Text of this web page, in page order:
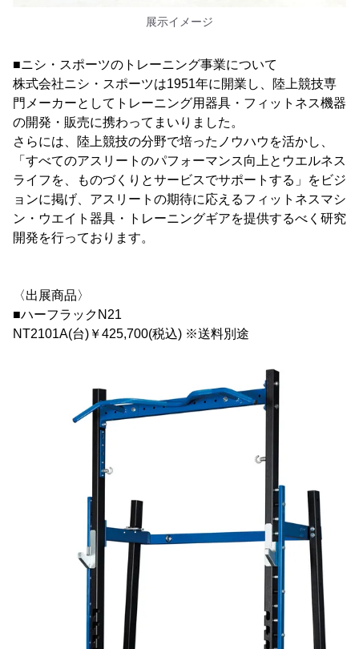
展示イメージ
■ニシ・スポーツのトレーニング事業について
株式会社ニシ・スポーツは1951年に開業し、陸上競技専
門メーカーとしてトレーニング用器具・フィットネス機器
の開発・販売に携わってまいりました。
さらには、陸上競技の分野で培ったノウハウを活かし、
「すべてのアスリートのパフォーマンス向上とウエルネス
ライフを、ものづくりとサービスでサポートする」をビジ
ョンに掲げ、アスリートの期待に応えるフィットネスマシ
ン・ウエイト器具・トレーニングギアを提供するべく研究
開発を行っております。
〈出展商品〉
■ハーフラックN21
NT2101A(台)￥425,700(税込) ※送料別途